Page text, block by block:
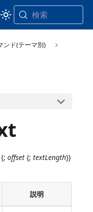
検索
ンド(テーマ別)
{;offset {;textLength}}
説明